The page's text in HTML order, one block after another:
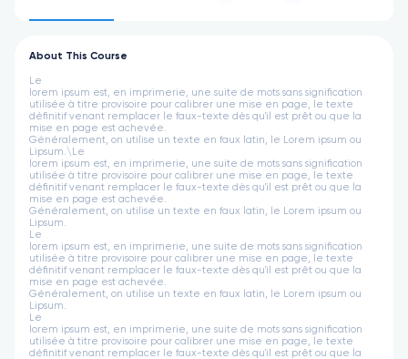
About This Course
Le
lorem ipsum est, en imprimerie, une suite de mots sans signification
utilisée à titre provisoire pour calibrer une mise en page, le texte
définitif venant remplacer le faux-texte dès qu'il est prêt ou que la
mise en page est achevée.
Généralement, on utilise un texte en faux latin, le Lorem ipsum ou
Lipsum.\ Le
lorem ipsum est, en imprimerie, une suite de mots sans signification
utilisée à titre provisoire pour calibrer une mise en page, le texte
définitif venant remplacer le faux-texte dès qu'il est prêt ou que la
mise en page est achevée.
Généralement, on utilise un texte en faux latin, le Lorem ipsum ou
Lipsum.
Le
lorem ipsum est, en imprimerie, une suite de mots sans signification
utilisée à titre provisoire pour calibrer une mise en page, le texte
définitif venant remplacer le faux-texte dès qu'il est prêt ou que la
mise en page est achevée.
Généralement, on utilise un texte en faux latin, le Lorem ipsum ou
Lipsum.
Le
lorem ipsum est, en imprimerie, une suite de mots sans signification
utilisée à titre provisoire pour calibrer une mise en page, le texte
définitif venant remplacer le faux-texte dès qu'il est prêt ou que la